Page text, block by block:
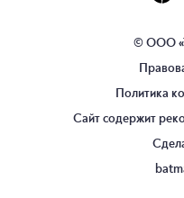
© ООО
Политика
Сайт содержит